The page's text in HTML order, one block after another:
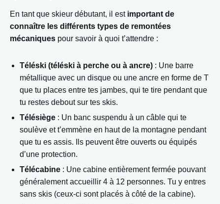
En tant que skieur débutant, il est important de
connaître les différents types de remontées
mécaniques pour savoir à quoi t’attendre :
Téléski (téléski à perche ou à ancre) : Une barre
métallique avec un disque ou une ancre en forme de T
que tu places entre tes jambes, qui te tire pendant que
tu restes debout sur tes skis.
Télésiège : Un banc suspendu à un câble qui te
soulève et t’emmène en haut de la montagne pendant
que tu es assis. Ils peuvent être ouverts ou équipés
d’une protection.
Télécabine : Une cabine entièrement fermée pouvant
généralement accueillir 4 à 12 personnes. Tu y entres
sans skis (ceux-ci sont placés à côté de la cabine).